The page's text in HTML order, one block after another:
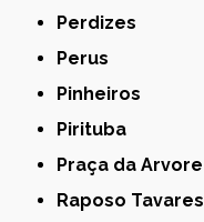
Perdizes
Perus
Pinheiros
Pirituba
Praça da Arvore
Raposo Tavares